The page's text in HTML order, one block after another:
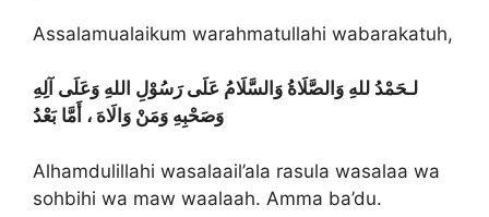
Assalamualaikum warahmatullahi wabarakatuh,
لـحَمْدُ للهِ وَالصَّلَاةُ وَالسَّلَامُ عَلَى رَسُوْلِ اللهِ وَعَلَى آلِهِ
وَصَحْبِهِ وَمَنْ وَالَاهَ ، أَمَّا بَعْدُ
Alhamdulillahi wasalaail’ala rasula wasalaa wa
sohbihi wa maw waalaah. Amma ba’du.